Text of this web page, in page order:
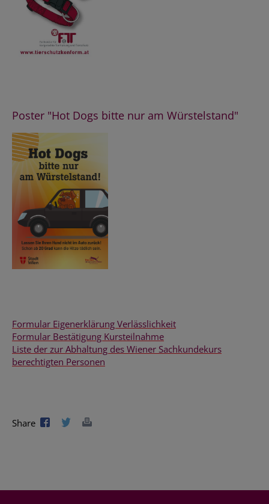
Poster "Hot Dogs bitte nur am Würstelstand"
Formular Eigenerklärung Verlässlichkeit
Formular Bestätigung Kursteilnahme
Liste der zur Abhaltung des Wiener Sachkundekurs
berechtigten Personen
Share